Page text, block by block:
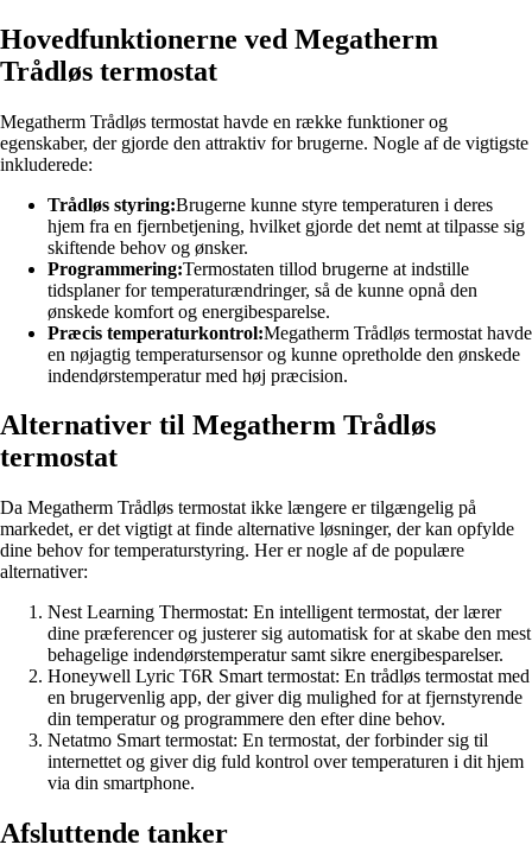
Hovedfunktionerne ved Megatherm
Trådløs termostat
Megatherm Trådløs termostat havde en række funktioner og
egenskaber, der gjorde den attraktiv for brugerne. Nogle af de vigtigste
inkluderede:
Trådløs styring:Brugerne kunne styre temperaturen i deres
hjem fra en fjernbetjening, hvilket gjorde det nemt at tilpasse sig
skiftende behov og ønsker.
Programmering:Termostaten tillod brugerne at indstille
tidsplaner for temperaturændringer, så de kunne opnå den
ønskede komfort og energibesparelse.
Præcis temperaturkontrol:Megatherm Trådløs termostat havde
en nøjagtig temperatursensor og kunne opretholde den ønskede
indendørstemperatur med høj præcision.
Alternativer til Megatherm Trådløs
termostat
Da Megatherm Trådløs termostat ikke længere er tilgængelig på
markedet, er det vigtigt at finde alternative løsninger, der kan opfylde
dine behov for temperaturstyring. Her er nogle af de populære
alternativer:
Nest Learning Thermostat: En intelligent termostat, der lærer
dine præferencer og justerer sig automatisk for at skabe den mest
behagelige indendørstemperatur samt sikre energibesparelser.
Honeywell Lyric T6R Smart termostat: En trådløs termostat med
en brugervenlig app, der giver dig mulighed for at fjernstyrende
din temperatur og programmere den efter dine behov.
Netatmo Smart termostat: En termostat, der forbinder sig til
internettet og giver dig fuld kontrol over temperaturen i dit hjem
via din smartphone.
Afsluttende tanker